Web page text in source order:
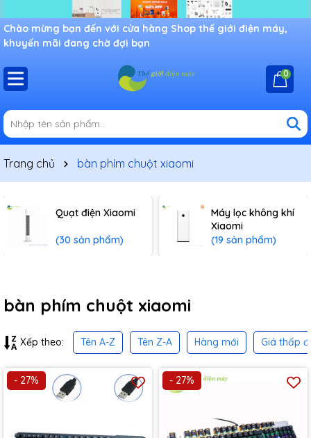
Chào mừng bạn đến với cửa hàng Shop thế giới điện máy,
khuyến mãi đang chờ đợi bạn
0
Trang chủ bàn phím chuột xiaomi
Quạt điện Xiaomi
(30 sản phẩm)
Máy lọc không khí
Xiaomi
(19 sản phẩm)
bàn phím chuột xiaomi
Xếp theo: Tên A-Z Tên Z-A Hàng mới Giá thấp
- 27% - 27%